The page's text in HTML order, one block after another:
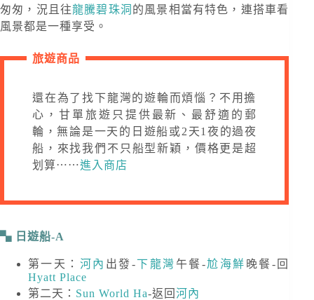
匆匆，況且往龍騰碧珠洞 的風景相當有特色，連搭車看
風景都是一種享受。
旅遊商品
還在為了找下龍灣的遊輪而煩惱？不用擔
心，甘單旅遊只提供最新、最舒適的郵
輪，無論是一天的日遊船或2天1夜的過夜
船，來找我們不只船型新穎，價格更是超
划算⋯⋯進入商店
日遊船-A
第一天： 河內 出發-下龍灣 午餐-尬海鮮 晚餐-回
Hyatt Place
第二天： Sun World Ha-返回 河內